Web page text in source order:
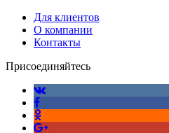
Для клиентов
О компании
Контакты
Присоединяйтесь